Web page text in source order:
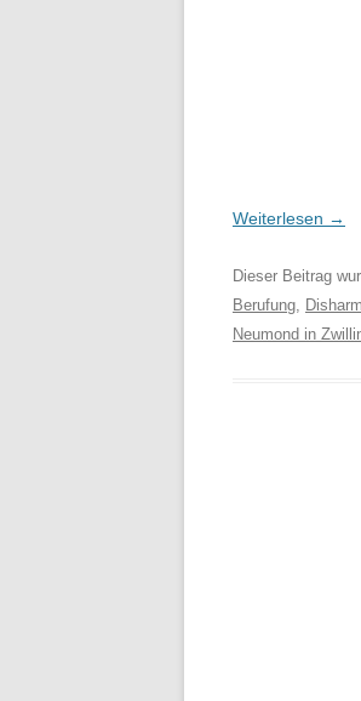
Weiterlesen →
Dieser Beitrag
Berufung,
Neumond in